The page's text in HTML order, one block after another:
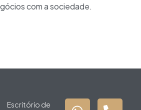
com a sociedade.
Escritório de